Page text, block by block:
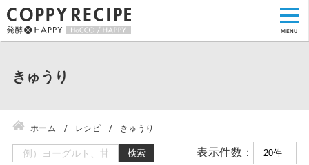
きゅうり
ホーム レシピ きゅうり
検索 表示件数：